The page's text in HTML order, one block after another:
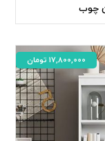
چوب
17,800,000 تومان